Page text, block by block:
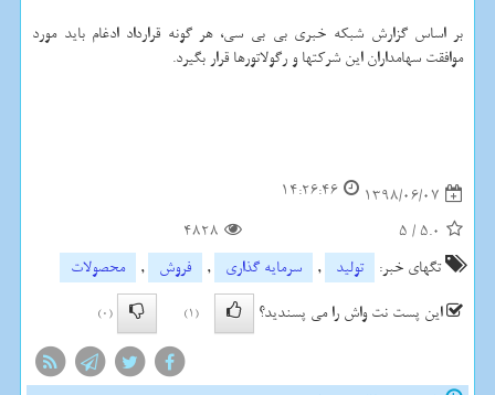
بر اساس گزارش شبكه خبری بی بی سی، هر گونه قرارداد ادغام باید مورد
موافقت سهامداران این شركتها و رگولاتورها قرار بگیرد.
1398/06/07
14:26:46
5.0
/
5
4828
تگهای خبر:
تولید , سرمایه گذاری , فروش ,
محصولات
این پست نت واش را می پسندید؟
(1)
(0)